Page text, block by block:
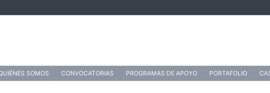
SOMOS CONVOCATORIAS PROGRAMAS DE APOYO PORTAFOLIO